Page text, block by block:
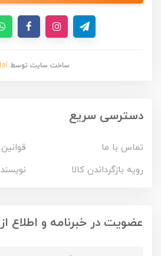
ساخت سایت توسط
دسترسی سریع
تماس با ما
رویه بازگرداندن کالا
عضویت در خبرنامه و اطلاع